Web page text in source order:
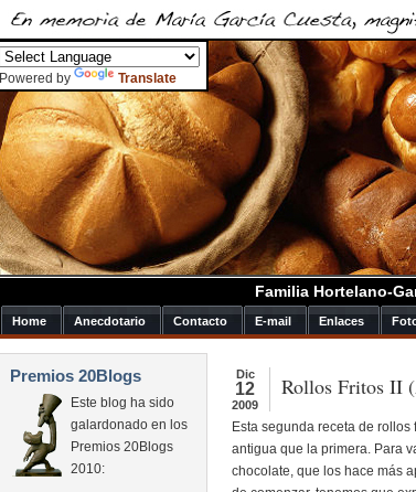
Powered by Translate
Familia Hortelano-
Home Anecdotario Contacto E-mail Enlaces
Premios 20Blogs
Este blog ha sido
galardonado en los
Premios 20Blogs
2010:
Dic
12
2009
Rollos Fritos II
Esta segunda receta de
antigua que la primera. Para
chocolate, que los hace más